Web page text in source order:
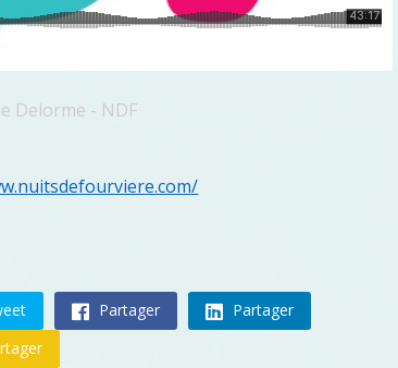
Delorme - NDF
Partager
Partager